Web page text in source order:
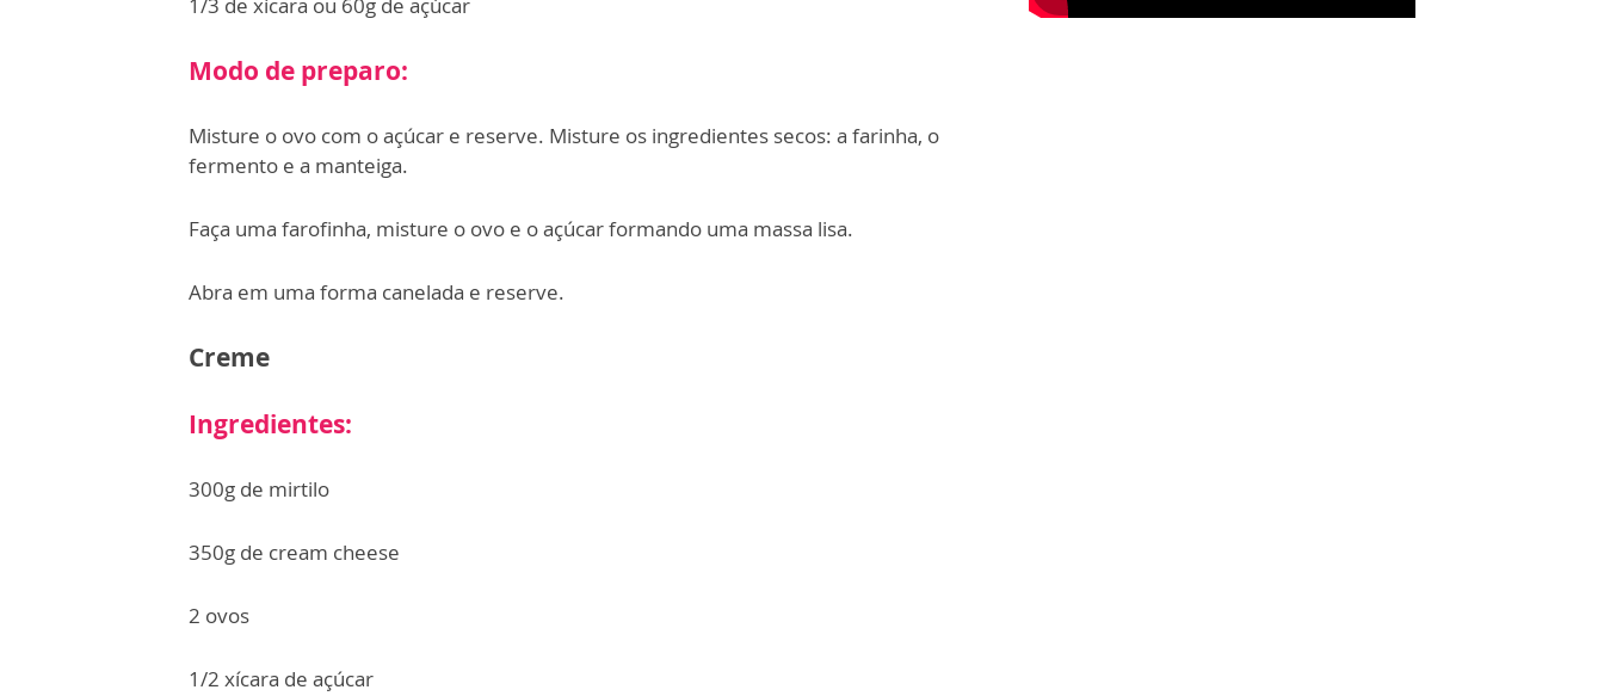
1/3 de xícara ou 60g de açúcar
Modo de preparo:
Misture o ovo com o açúcar e reserve. Misture os ingredientes secos: a farinha, o
fermento e a manteiga.
Faça uma farofinha, misture o ovo e o açúcar formando uma massa lisa.
Abra em uma forma canelada e reserve.
Creme
Ingredientes:
300g de mirtilo
350g de cream cheese
2 ovos
1/2 xícara de açúcar